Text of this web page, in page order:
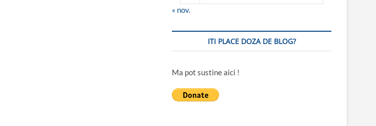
« nov.
ITI PLACE DOZA DE BLOG?
Ma pot sustine aici !